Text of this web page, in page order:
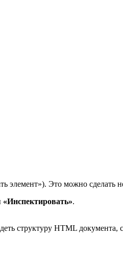
элемент»). Это можно сделать
«Инспектировать».
структуру HTML документа,